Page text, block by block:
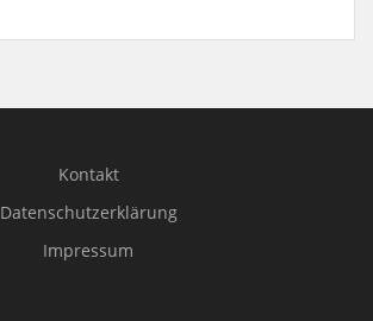
Kontakt
Datenschutzerklärung
Impressum